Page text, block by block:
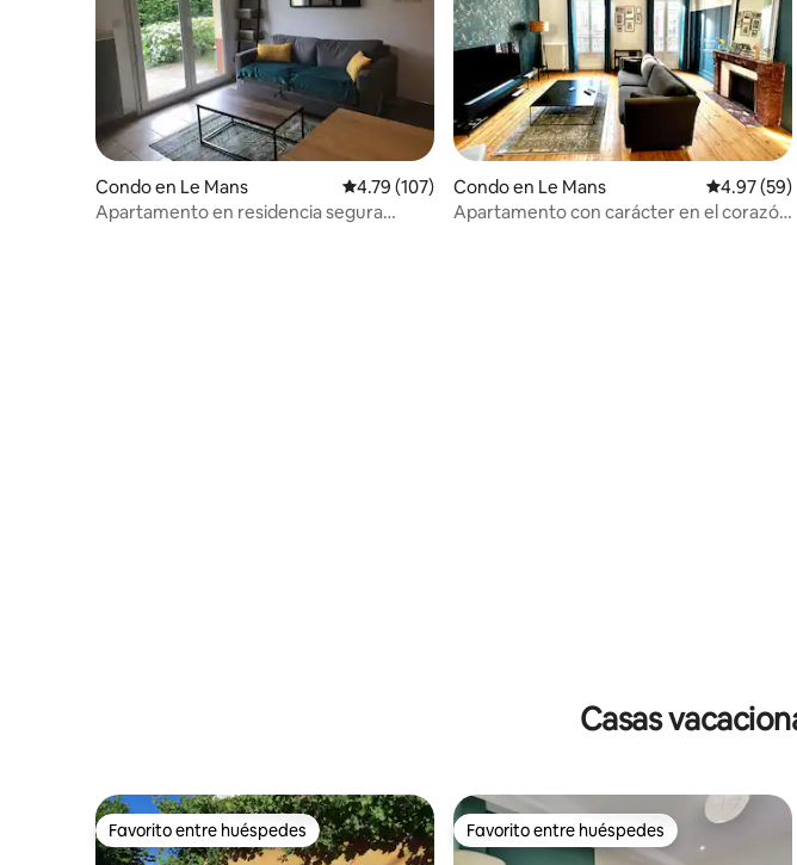
Condo en Le Mans Calificación promedio: 4.79 de 5, 107 reseñas
4.79 (107)
Apartamento en residencia segura
Condo en Le Mans
4.97 (59)
Apartamento con carácter en el corazón
Casas
Favorito entre huéspedes
Favorito entre huéspedes Favorito entre huéspedes
Favorito entre huéspedes